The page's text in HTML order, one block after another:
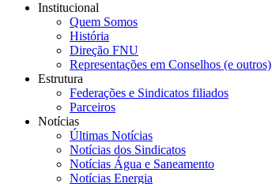
Institucional
Quem Somos
História
Direção FNU
Representações em Conselhos (e outros)
Estrutura
Federações e Sindicatos filiados
Parceiros
Notícias
Últimas Notícias
Notícias dos Sindicatos
Notícias Água e Saneamento
Notícias Energia